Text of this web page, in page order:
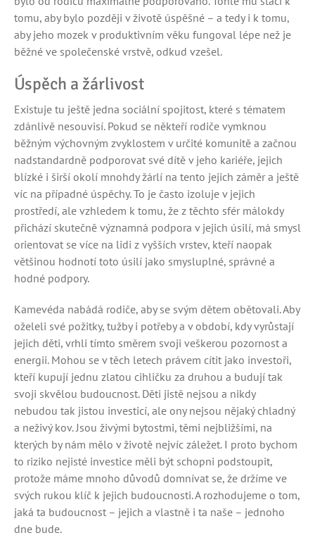
tomu, aby bylo později v životě úspěšné – a tedy i k tomu,
aby jeho mozek v produktivním věku fungoval lépe než je
běžné ve společenské vrstvě, odkud vzešel.
Úspěch a žárlivost
Existuje tu ještě jedna sociální spojitost, které s tématem
zdánlivě nesouvisí. Pokud se někteří rodiče vymknou
běžným výchovným zvyklostem v určité komunitě a začnou
nadstandardně podporovat své dítě v jeho kariéře, jejich
blízké i širší okolí mnohdy žárlí na tento jejich záměr a ještě
víc na případné úspěchy. To je často izoluje v jejich
prostředí, ale vzhledem k tomu, že z těchto sfér málokdy
přichází skutečně významná podpora v jejich úsilí, má smysl
orientovat se více na lidi z vyšších vrstev, kteří naopak
většinou hodnotí toto úsilí jako smysluplné, správné a
hodné podpory.
Kamevéda nabádá rodiče, aby se svým dětem obětovali. Aby
oželeli své požitky, tužby i potřeby a v období, kdy vyrůstají
jejich děti, vrhli tímto směrem svoji veškerou pozornost a
energii. Mohou se v těch letech právem cítit jako investoři,
kteří kupují jednu zlatou cihličku za druhou a budují tak
svoji skvělou budoucnost. Děti jistě nejsou a nikdy
nebudou tak jistou investicí, ale ony nejsou nějaký chladný
a neživý kov. Jsou živými bytostmi, těmi nejbližšími, na
kterých by nám mělo v životě nejvíc záležet. I proto bychom
to riziko nejisté investice měli být schopni podstoupit,
protože máme mnoho důvodů domnívat se, že držíme ve
svých rukou klíč k jejich budoucnosti. A rozhodujeme o tom,
jaká ta budoucnost – jejich a vlastně i ta naše – jednoho
dne bude.